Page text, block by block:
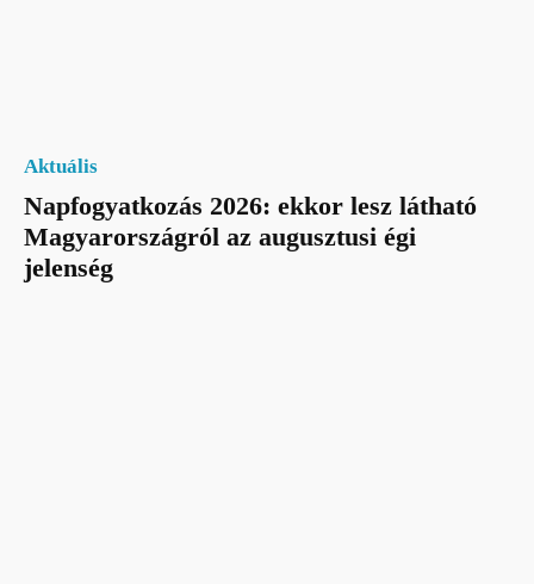
Aktuális
Napfogyatkozás 2026: ekkor lesz látható
Magyarországról az augusztusi égi
jelenség